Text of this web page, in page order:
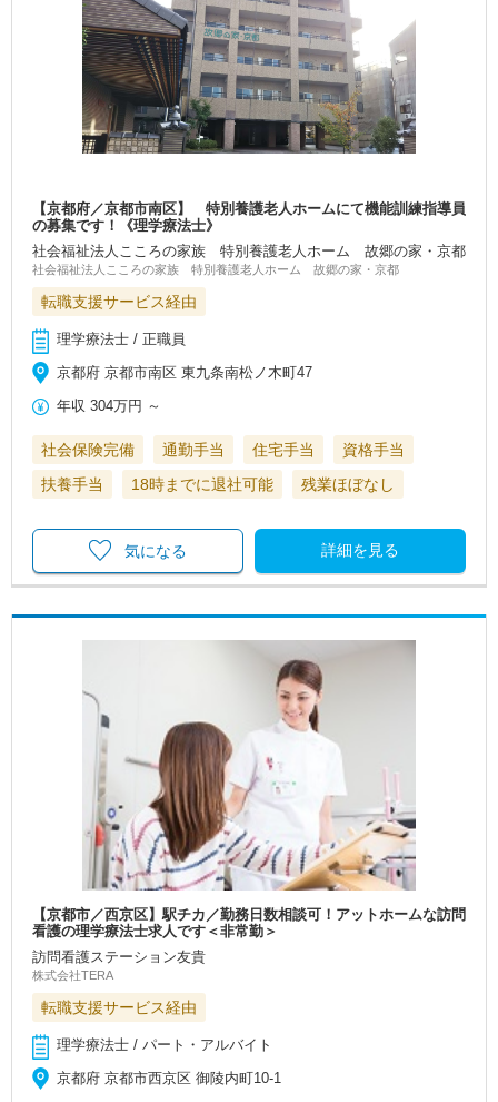
【京都府／京都市南区】 特別養護老人ホームにて機能訓練指導員
の募集です！《理学療法士》
社会福祉法人こころの家族 特別養護老人ホーム 故郷の家・京都
社会福祉法人こころの家族 特別養護老人ホーム 故郷の家・京都
転職支援サービス経由
理学療法士 / 正職員
京都府 京都市南区 東九条南松ノ木町47
年収 304万円 ～
社会保険完備 通勤手当 住宅手当
資格手当
扶養手当
18時までに退社可能 残業ほぼなし
詳細を見る
気になる
【京都市／西京区】駅チカ／勤務日数相談可！アットホームな訪問
看護の理学療法士求人です＜非常勤＞
訪問看護ステーション友貴
株式会社TERA
転職支援サービス経由
理学療法士 / パート・アルバイト
京都府 京都市西京区 御陵内町10‐1